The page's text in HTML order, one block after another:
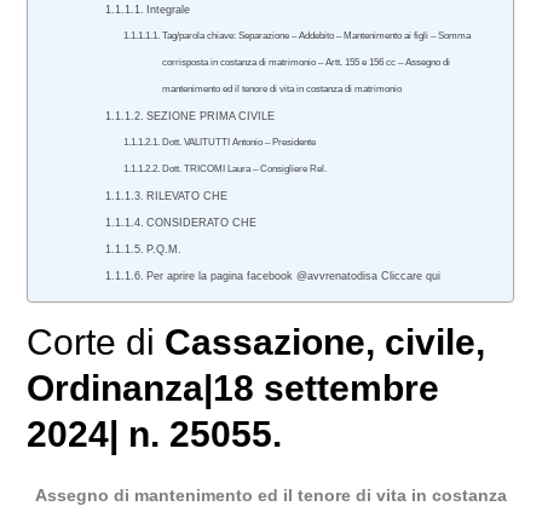
Integrale
Tag/parola chiave: Separazione – Addebito – Mantenimento ai figli – Somma
corrisposta in costanza di matrimonio – Artt. 155 e 156 cc – Assegno di
mantenimento ed il tenore di vita in costanza di matrimonio
SEZIONE PRIMA CIVILE
Dott. VALITUTTI Antonio – Presidente
Dott. TRICOMI Laura – Consigliere Rel.
RILEVATO CHE
CONSIDERATO CHE
P.Q.M.
Per aprire la pagina facebook @avvrenatodisa Cliccare qui
Corte di Cassazione, civile,
Ordinanza|18 settembre
2024| n. 25055.
Assegno di mantenimento ed il tenore di vita in costanza